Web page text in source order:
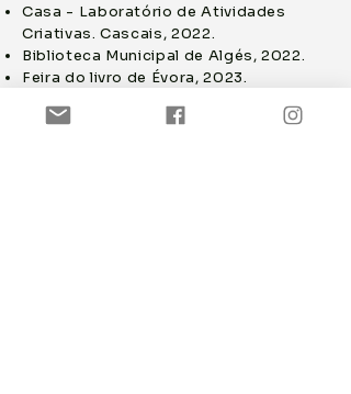
Casa - Laboratório de Atividades
Criativas. Cascais, 2022.
Biblioteca Municipal de Algés, 2022.
Feira do livro de Évora, 2023.
Lisboa, 2024.